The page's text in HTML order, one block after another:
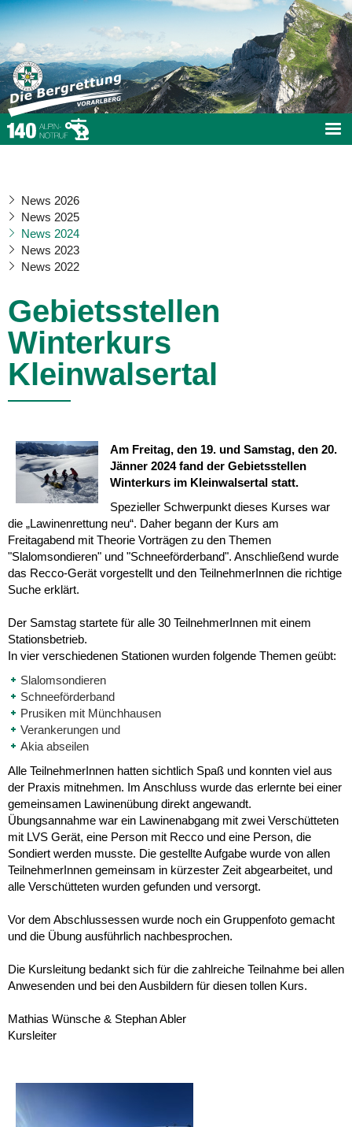
News 2026
News 2025
News 2024
News 2023
News 2022
Gebietsstellen
Winterkurs
Kleinwalsertal
Am Freitag, den 19. und Samstag, den 20.
Jänner 2024 fand der Gebietsstellen
Winterkurs im Kleinwalsertal statt.
Spezieller Schwerpunkt dieses Kurses war
die „Lawinenrettung neu“. Daher begann der Kurs am
Freitagabend mit Theorie Vorträgen zu den Themen
"Slalomsondieren" und "Schneeförderband". Anschließend wurde
das Recco-Gerät vorgestellt und den TeilnehmerInnen die richtige
Suche erklärt.
Der Samstag startete für alle 30 TeilnehmerInnen mit einem
Stationsbetrieb.
In vier verschiedenen Stationen wurden folgende Themen geübt:
Slalomsondieren
Schneeförderband
Prusiken mit Münchhausen
Verankerungen und
Akia abseilen
Alle TeilnehmerInnen hatten sichtlich Spaß und konnten viel aus
der Praxis mitnehmen. Im Anschluss wurde das erlernte bei einer
gemeinsamen Lawinenübung direkt angewandt.
Übungsannahme war ein Lawinenabgang mit zwei Verschütteten
mit LVS Gerät, eine Person mit Recco und eine Person, die
Sondiert werden musste. Die gestellte Aufgabe wurde von allen
TeilnehmerInnen gemeinsam in kürzester Zeit abgearbeitet, und
alle Verschütteten wurden gefunden und versorgt.
Vor dem Abschlussessen wurde noch ein Gruppenfoto gemacht
und die Übung ausführlich nachbesprochen.
Die Kursleitung bedankt sich für die zahlreiche Teilnahme bei allen
Anwesenden und bei den Ausbildern für diesen tollen Kurs.
Mathias Wünsche & Stephan Abler
Kursleiter